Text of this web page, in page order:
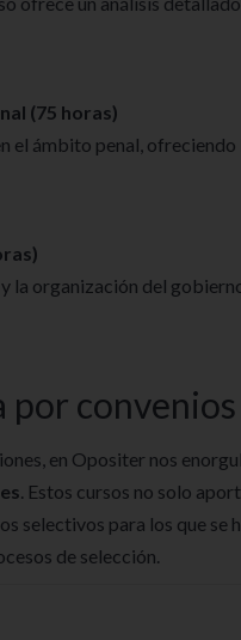
(75 horas)
ámbito penal,
la organización del
por
en Opositer nos
. Estos cursos no solo
selectivos para los que se
de selección.